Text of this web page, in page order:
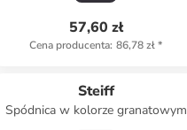
57,60 zł
Cena producenta: 86,78 zł*
Steiff
Spódnica w kolorze granatowym